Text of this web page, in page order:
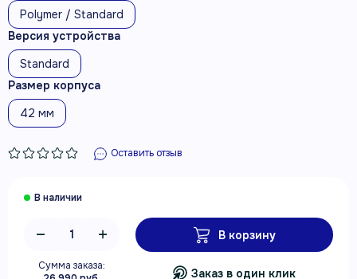
Polymer / Standard
Версия устройства
Standard
Размер корпуса
42 мм
Оставить отзыв
Сумма заказа:
В корзину
Заказ в один клик